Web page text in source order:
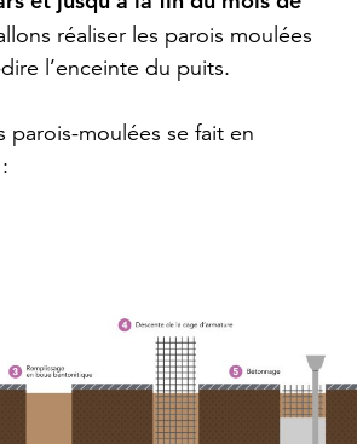
réaliser les parois moulées
l’enceinte du puits.
parois-moulées se fait en